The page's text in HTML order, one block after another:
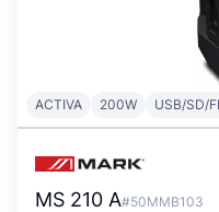
ACTIVA 200W USB/SD/
MS 210 A#50MMB103